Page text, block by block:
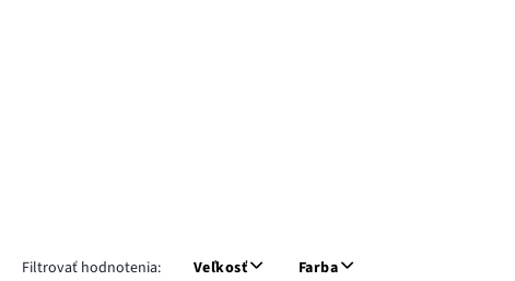
Filtrovať hodnotenia: Veľkosť Farba